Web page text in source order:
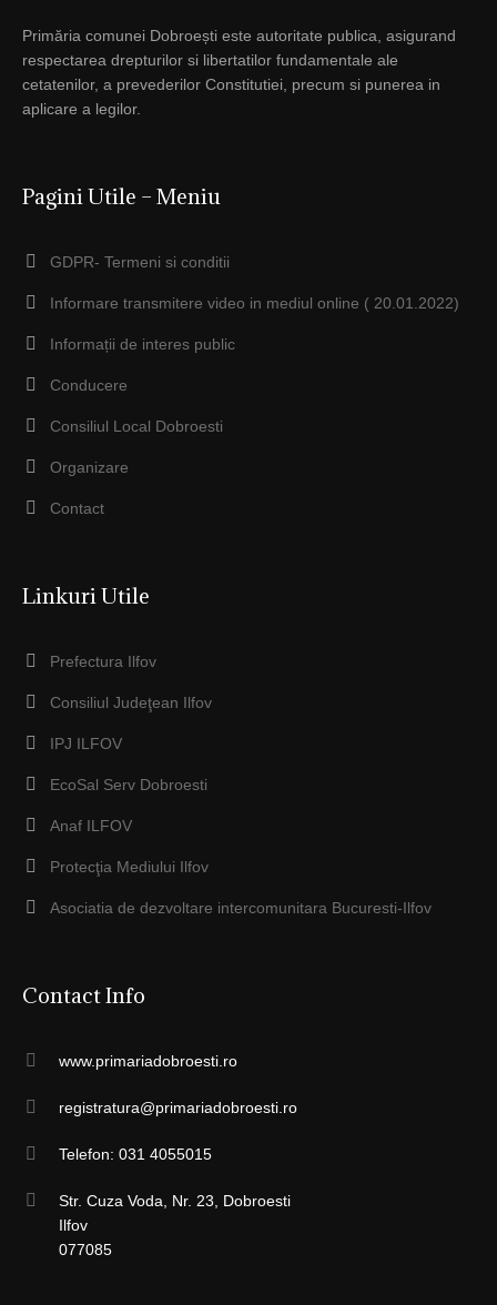
Primăria comunei Dobroești este autoritate publica, asigurand
respectarea drepturilor si libertatilor fundamentale ale
cetatenilor, a prevederilor Constitutiei, precum si punerea in
aplicare a legilor.
Pagini Utile – Meniu
GDPR- Termeni si conditii
Informare transmitere video in mediul online ( 20.01.2022)
Informații de interes public
Conducere
Consiliul Local Dobroesti
Organizare
Contact
Linkuri Utile
Prefectura Ilfov
Consiliul Judeţean Ilfov
IPJ ILFOV
EcoSal Serv Dobroesti
Anaf ILFOV
Protecţia Mediului Ilfov
Asociatia de dezvoltare intercomunitara Bucuresti-Ilfov
Contact Info
www.primariadobroesti.ro
registratura@primariadobroesti.ro
Telefon: 031 4055015
Str. Cuza Voda, Nr. 23, Dobroesti
Ilfov
077085